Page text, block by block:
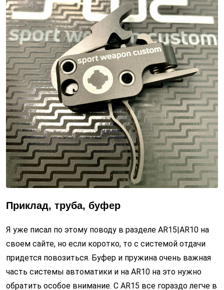
Приклад, труба, буфер
Я уже писал по этому поводу в разделе AR15|AR10 на
своем сайте, но если коротко, то с системой отдачи
придется повозиться. Буфер и пружина очень важная
часть системы автоматики и на AR10 на это нужно
обратить особое внимание. С AR15 все гораздо легче в